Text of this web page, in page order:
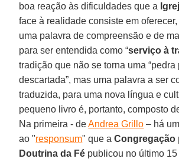
boa reação às dificuldades que a
face à realidade consiste em
uma palavra de compreensão e de
para ser entendida como “serviço à
tradição que não se torna uma “pedra
descartada”, mas uma palavra a ser
traduzida, para uma nova língua e
pequeno livro é, portanto, composto
Na primeira - deAndrea Grillo – há
ao "responsum" que aCongregação
Doutrina da Fé publicou no último